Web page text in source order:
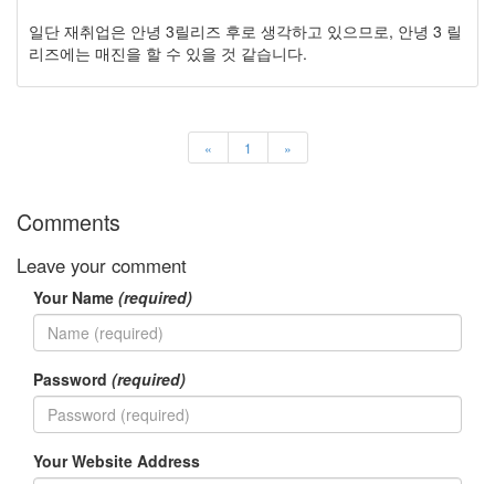
일단 재취업은 안녕 3릴리즈 후로 생각하고 있으므로, 안녕 3 릴
리즈에는 매진을 할 수 있을 것 같습니다.
« 1 »
Comments
Leave your comment
Your Name (required)
Password (required)
Your Website Address